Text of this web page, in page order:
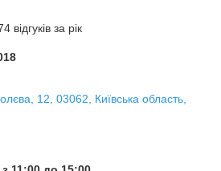
відгуків за рік
12, 03062, Київська область,